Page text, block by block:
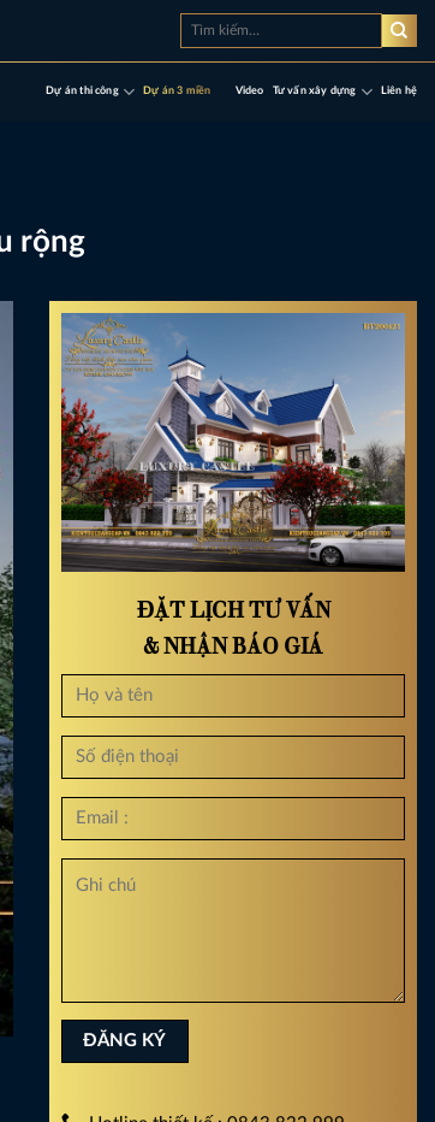
Tìm
Dự án thi công Dự án 3 miền Video Tư vấn xây dựng Liên hệ
rộng
ĐẶT LỊCH TƯ VẤN
& NHẬN BÁO GIÁ